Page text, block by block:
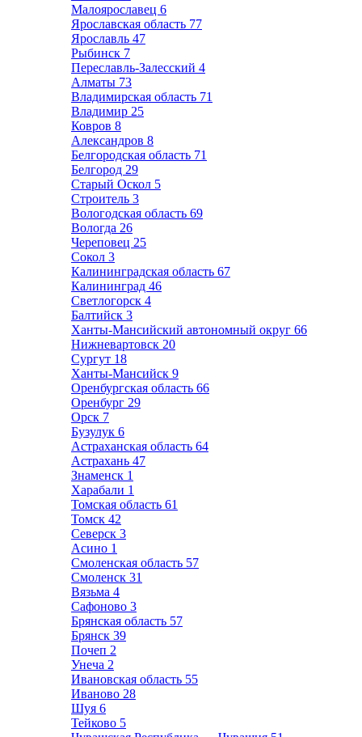
Малоярославец 6
Ярославская область 77
Ярославль 47
Рыбинск 7
Переславль-Залесский 4
Алматы 73
Владимирская область 71
Владимир 25
Ковров 8
Александров 8
Белгородская область 71
Белгород 29
Старый Оскол 5
Строитель 3
Вологодская область 69
Вологда 26
Череповец 25
Сокол 3
Калининградская область 67
Калининград 46
Светлогорск 4
Балтийск 3
Ханты-Мансийский автономный округ 66
Нижневартовск 20
Сургут 18
Ханты-Мансийск 9
Оренбургская область 66
Оренбург 29
Орск 7
Бузулук 6
Астраханская область 64
Астрахань 47
Знаменск 1
Харабали 1
Томская область 61
Томск 42
Северск 3
Асино 1
Смоленская область 57
Смоленск 31
Вязьма 4
Сафоново 3
Брянская область 57
Брянск 39
Почеп 2
Унеча 2
Ивановская область 55
Иваново 28
Шуя 6
Тейково 5